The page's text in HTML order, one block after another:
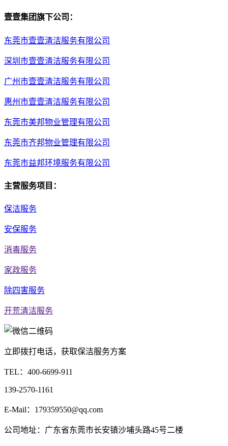
壹壹集团旗下公司：
东莞市壹壹清洁服务有限公司
深圳市壹壹清洁服务有限公司
广州市壹壹清洁服务有限公司
惠州市壹壹清洁服务有限公司
东莞市美邦物业管理有限公司
东莞市齐邦物业管理有限公司
东莞市益邦环境服务有限公司
主营服务项目：
保洁服务
安保服务
消毒服务
家政服务
除四害服务
开荒清洁服务
立即拨打电话，获取保洁服务方案
TEL： 400-6699-911
139-2570-1161
E-Mail：179359550@qq.com
公司地址：广东省东莞市长安镇沙埔头路45号二楼